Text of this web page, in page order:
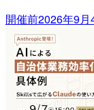
開催前2026年9月